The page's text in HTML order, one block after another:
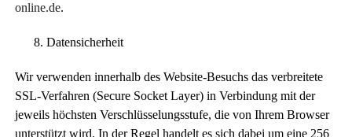
online.de.
Datensicherheit
Wir verwenden innerhalb des Website-Besuchs das verbreitete
SSL-Verfahren (Secure Socket Layer) in Verbindung mit der
jeweils höchsten Verschlüsselungsstufe, die von Ihrem Browser
unterstützt wird. In der Regel handelt es sich dabei um eine 256